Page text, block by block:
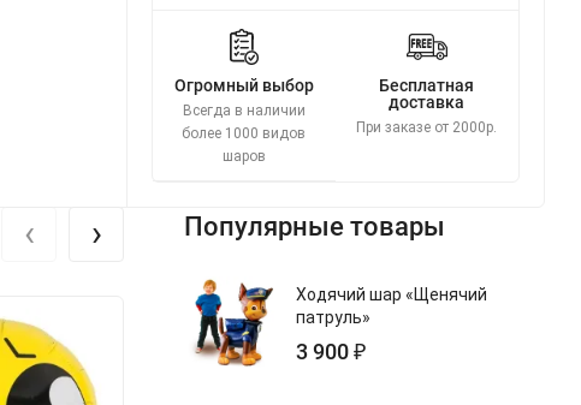
Огромный выбор
Всегда в наличии
более 1000 видов
шаров
Бесплатная
доставка
При заказе от 2000р.
‹ › Популярные товары
Ходячий шар «Щенячий
патруль»
3 900 ₽